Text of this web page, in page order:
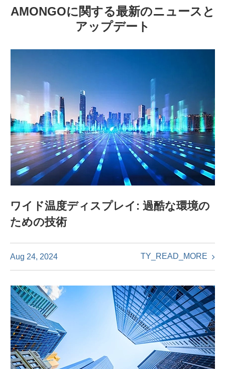
AMONGOに関する最新のニュースと
アップデート
ワイド温度ディスプレイ: 過酷な環境の
ための技術
Aug 24, 2024 TY_READ_MORE